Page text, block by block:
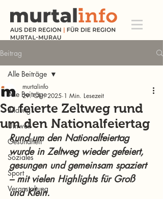
Beitrag
Alle Beiträge
Bildung
Umwelt
Gesundheit
Soziales
Sport
Veranstaltung
Alle Beiträge
So feierte Zeltweg rund
um den Nationalfeiertag
murtalinfo
29. Okt. 2025 1 Min. Lesezeit
Rund um den Nationalfeiertag
wurde in Zeltweg wieder gefeiert,
gesungen und gemeinsam spaziert
– mit vielen Highlights für Groß
und Klein.